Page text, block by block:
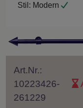
Stil: Modern
Art.Nr.:
10223426-
261229